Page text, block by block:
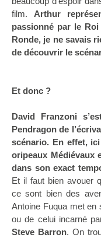
film. Arthur
passionné par le
Ronde, je ne savais
de découvrir le
Et donc ?
David Franzoni
Pendragon de
scénario. En effet,
oripeaux Médiévaux
dans son exact
Et il faut bien avouer
ce sont bien des
Antoine Fuqua met
ou de celui incarné
Steve Barron. On